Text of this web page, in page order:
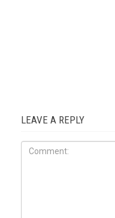
LEAVE A REPLY